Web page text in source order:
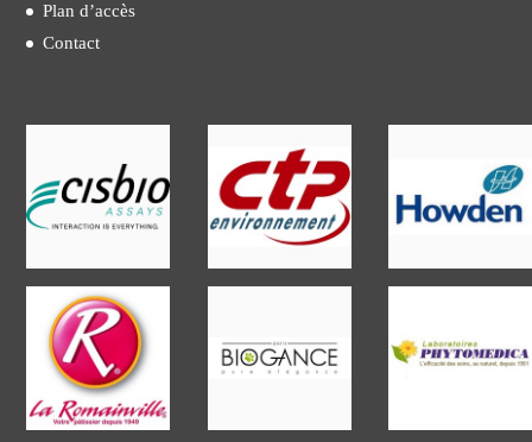
Plan d’accès
Contact